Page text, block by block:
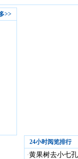
>>
24小时阅览排行
·黄果树去小七